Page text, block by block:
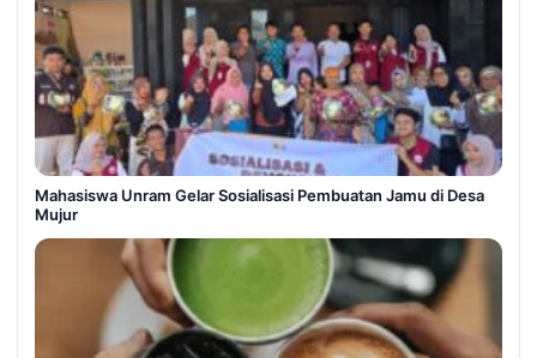
Mahasiswa Unram Gelar Sosialisasi Pembuatan Jamu di Desa
Mujur